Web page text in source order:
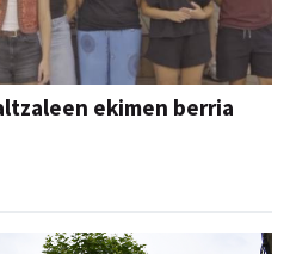
ekimen berria